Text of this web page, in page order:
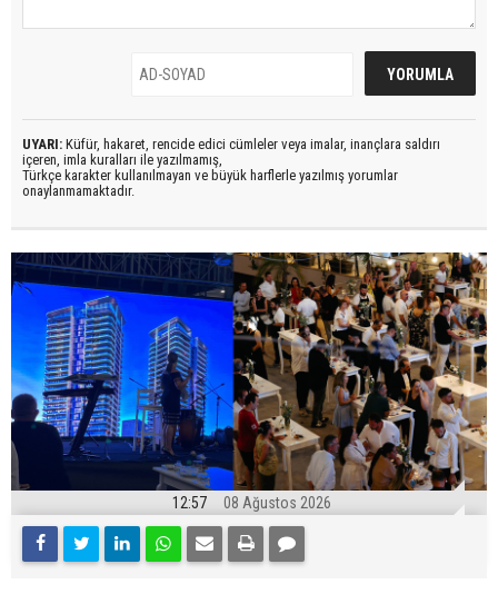
UYARI: Küfür, hakaret, rencide edici cümleler veya imalar, inançlara saldırı
içeren, imla kuralları ile yazılmamış,
Türkçe karakter kullanılmayan ve büyük harflerle yazılmış yorumlar
onaylanmamaktadır.
12:57 08 Ağustos 2026